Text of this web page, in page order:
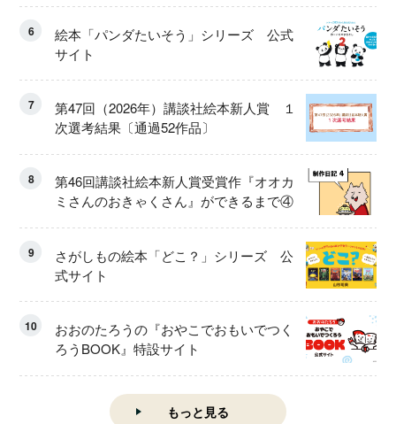
6
絵本「パンダたいそう」シリーズ 公式
サイト
7
第47回（2026年）講談社絵本新人賞 １
次選考結果〔通過52作品〕
8
第46回講談社絵本新人賞受賞作『オオカ
ミさんのおきゃくさん』ができるまで④
9
さがしもの絵本「どこ？」シリーズ 公
式サイト
10
おおのたろうの『おやこでおもいでつく
ろうBOOK』特設サイト
もっと見る